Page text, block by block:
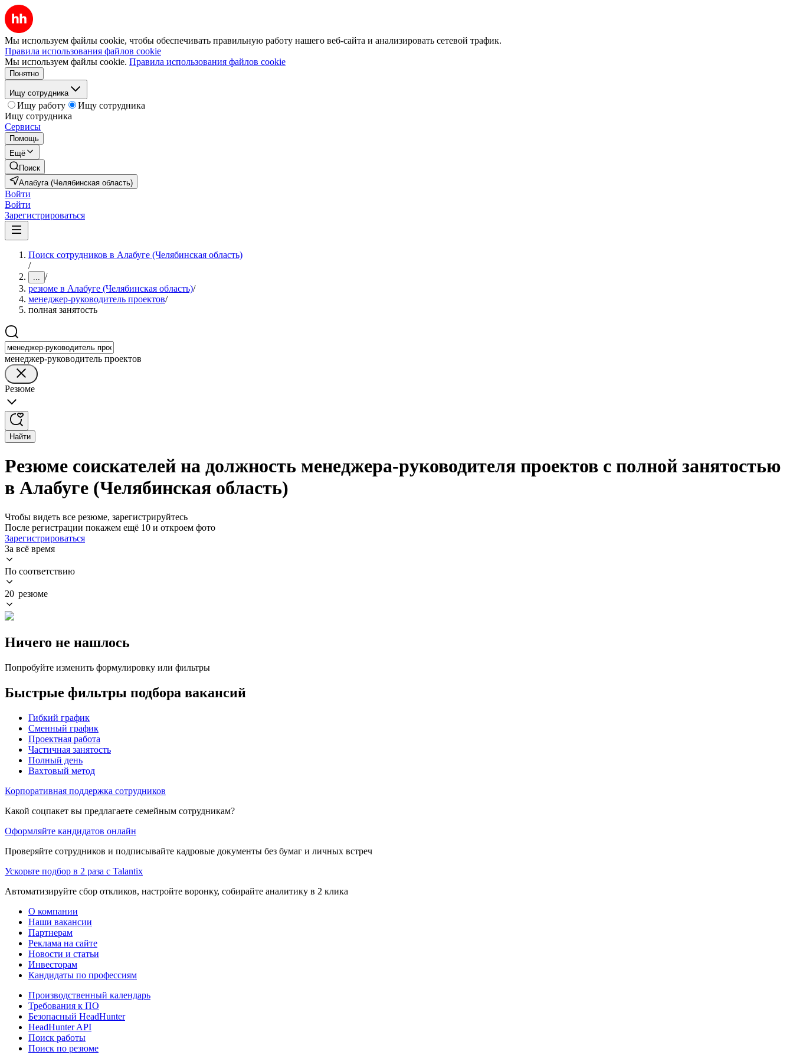
Мы используем файлы cookie, чтобы обеспечивать правильную работу нашего веб-сайта и анализировать сетевой трафик.
Правила использования файлов cookie
Мы используем файлы cookie. Правила использования файлов cookie
Понятно
Ищу сотрудника
Ищу работу
Ищу сотрудника
Ищу сотрудника
Сервисы
Помощь
Ещё
Поиск
Алабуга (Челябинская область)
Войти
Войти
Зарегистрироваться
Поиск сотрудников в Алабуге (Челябинская область)
/
... /
резюме в Алабуге (Челябинская область)/
менеджер-руководитель проектов/
полная занятость
менеджер-руководитель проектов
Резюме
Найти
Резюме соискателей на должность менеджера-руководителя проектов с полной занятостью
в Алабуге (Челябинская область)
Чтобы видеть все резюме, зарегистрируйтесь
После регистрации покажем ещё 10 и откроем фото
Зарегистрироваться
За всё время
По соответствию
20 резюме
Ничего не нашлось
Попробуйте изменить формулировку или фильтры
Быстрые фильтры подбора вакансий
Гибкий график
Сменный график
Проектная работа
Частичная занятость
Полный день
Вахтовый метод
Корпоративная поддержка сотрудников
Какой соцпакет вы предлагаете семейным сотрудникам?
Оформляйте кандидатов онлайн
Проверяйте сотрудников и подписывайте кадровые документы без бумаг и личных встреч
Ускорьте подбор в 2 раза с Talantix
Автоматизируйте сбор откликов, настройте воронку, собирайте аналитику в 2 клика
О компании
Наши вакансии
Партнерам
Реклама на сайте
Новости и статьи
Инвесторам
Кандидаты по профессиям
Производственный календарь
Требования к ПО
Безопасный HeadHunter
HeadHunter API
Поиск работы
Поиск по резюме